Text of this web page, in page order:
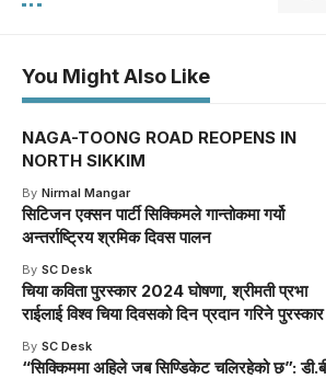
You Might Also Like
NAGA-TOONG ROAD REOPENS IN
NORTH SIKKIM
By Nirmal Mangar
सिटिजन एक्सन पार्टी सिक्किमले गान्तोकमा गर्यो
अन्तर्राष्ट्रिय श्रमिक दिवस पालन
By SC Desk
चिया कविता पुरस्कार 2024 घोषणा, श्रीमती प्रभा
राईलाई विश्व चिया दिवसको दिन प्रदान गरिने पुरस्कार
By SC Desk
“सिक्किममा अहिले जब सिण्डिकेट चलिरहेको छ”: